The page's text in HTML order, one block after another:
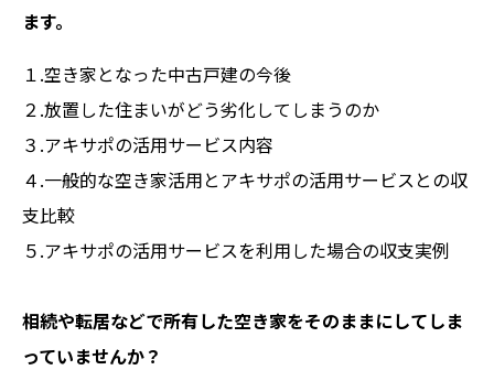
ます。
１.空き家となった中古戸建の今後
２.放置した住まいがどう劣化してしまうのか
３.アキサポの活用サービス内容
４.一般的な空き家活用とアキサポの活用サービスとの収
支比較
５.アキサポの活用サービスを利用した場合の収支実例
相続や転居などで所有した空き家をそのままにしてしま
っていませんか？